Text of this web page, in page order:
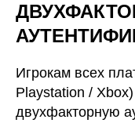
Игрокам всех
Playstation /
двухфакторную